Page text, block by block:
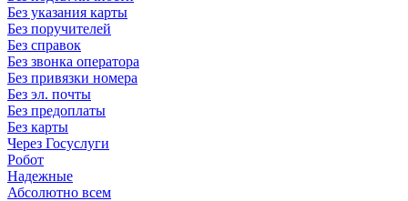
Без указания карты
Без поручителей
Без справок
Без звонка оператора
Без привязки номера
Без эл. почты
Без предоплаты
Без карты
Через Госуслуги
Робот
Надежные
Абсолютно всем